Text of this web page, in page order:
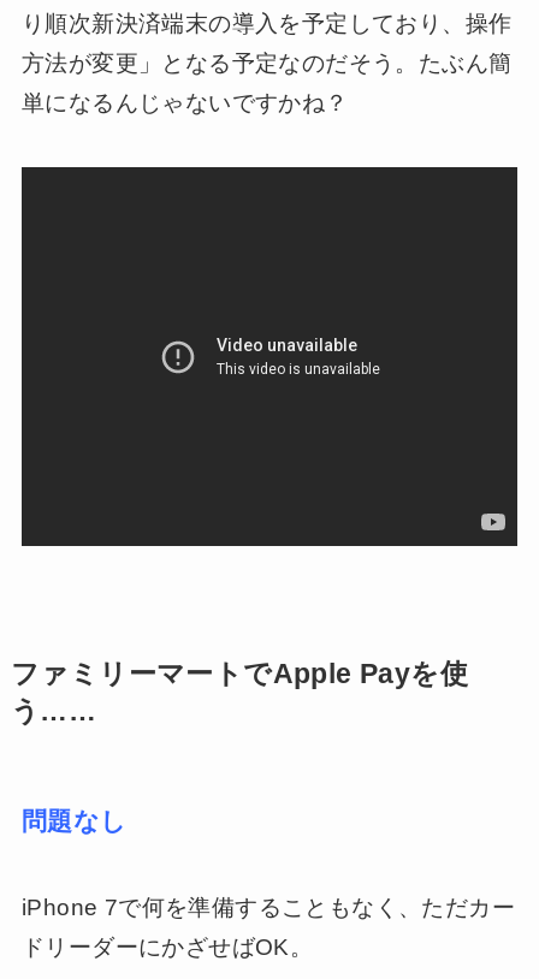
り順次新決済端末の導入を予定しており、操作
方法が変更」となる予定なのだそう。たぶん簡
単になるんじゃないですかね？
ファミリーマートでApple Payを使
う……
問題なし
iPhone 7で何を準備することもなく、ただカー
ドリーダーにかざせばOK。